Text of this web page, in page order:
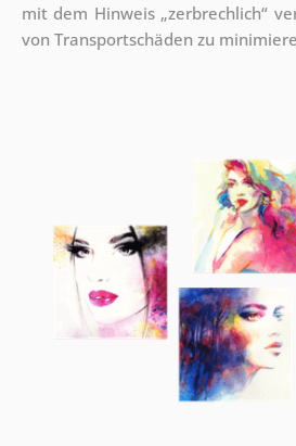
mit dem Hinweis „zerbrechlich“
von Transportschäden zu